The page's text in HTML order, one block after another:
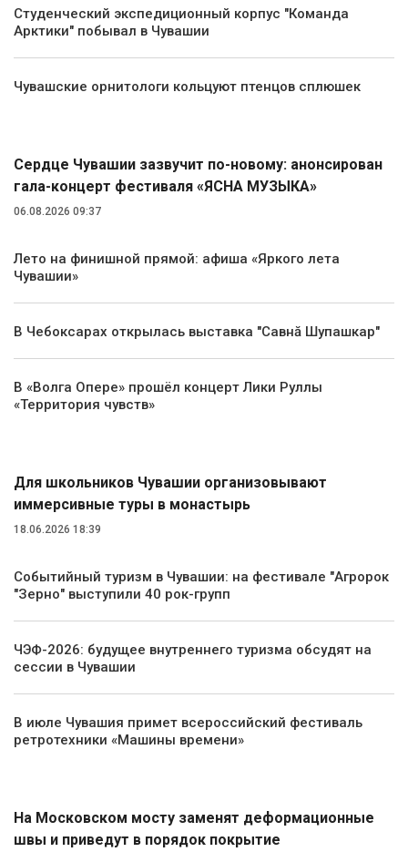
Студенческий экспедиционный корпус "Команда
Арктики" побывал в Чувашии
Чувашские орнитологи кольцуют птенцов сплюшек
Сердце Чувашии зазвучит по-новому: анонсирован
гала-концерт фестиваля «ЯСНА МУЗЫКА»
06.08.2026 09:37
Лето на финишной прямой: афиша «Яркого лета
Чувашии»
В Чебоксарах открылась выставка "Савнă Шупашкар"
В «Волга Опере» прошёл концерт Лики Руллы
«Территория чувств»
Для школьников Чувашии организовывают
иммерсивные туры в монастырь
18.06.2026 18:39
Событийный туризм в Чувашии: на фестивале "Агророк
"Зерно" выступили 40 рок-групп
ЧЭФ-2026: будущее внутреннего туризма обсудят на
сессии в Чувашии
В июле Чувашия примет всероссийский фестиваль
ретротехники «Машины времени»
На Московском мосту заменят деформационные
швы и приведут в порядок покрытие